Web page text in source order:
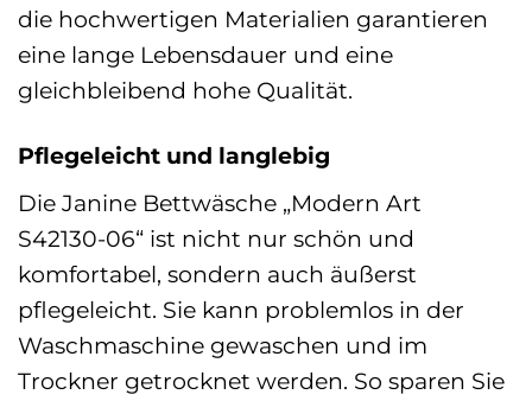
die hochwertigen Materialien garantieren
eine lange Lebensdauer und eine
gleichbleibend hohe Qualität.
Pflegeleicht und langlebig
Die Janine Bettwäsche „Modern Art
S42130-06“ ist nicht nur schön und
komfortabel, sondern auch äußerst
pflegeleicht. Sie kann problemlos in der
Waschmaschine gewaschen und im
Trockner getrocknet werden. So sparen Sie